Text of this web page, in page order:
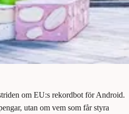
om EU:s rekordbot för Android.
utan om vem som får styra